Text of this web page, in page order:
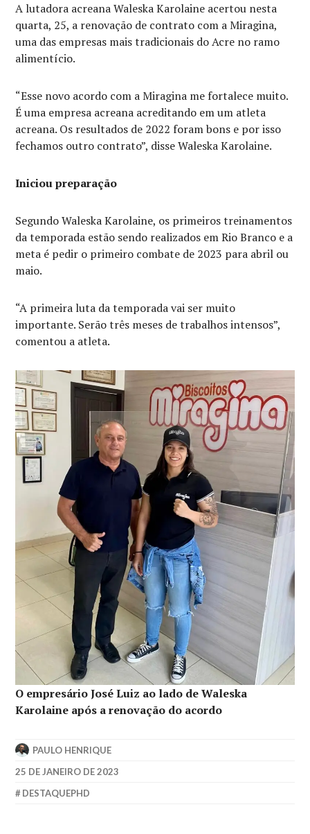
A lutadora acreana Waleska Karolaine acertou nesta
quarta, 25, a renovação de contrato com a Miragina,
uma das empresas mais tradicionais do Acre no ramo
alimentício.
“Esse novo acordo com a Miragina me fortalece muito.
É uma empresa acreana acreditando em um atleta
acreana. Os resultados de 2022 foram bons e por isso
fechamos outro contrato”, disse Waleska Karolaine.
Iniciou preparação
Segundo Waleska Karolaine, os primeiros treinamentos
da temporada estão sendo realizados em Rio Branco e a
meta é pedir o primeiro combate de 2023 para abril ou
maio.
“A primeira luta da temporada vai ser muito
importante. Serão três meses de trabalhos intensos”,
comentou a atleta.
O empresário José Luiz ao lado de Waleska
Karolaine após a renovação do acordo
PAULO HENRIQUE
25 DE JANEIRO DE 2023
DESTAQUEPHD